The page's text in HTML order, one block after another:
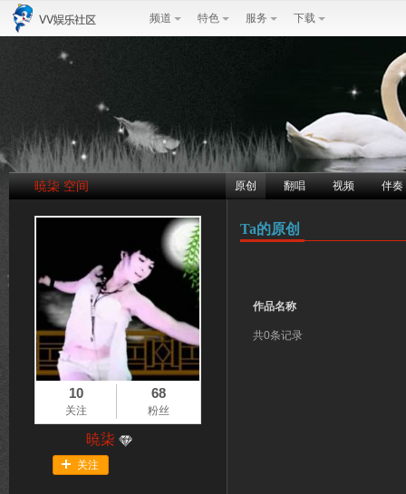
频道 特色 服务 下载
暁柒 空间 原创 翻唱 视频 伴奏
10
关注
68
粉丝
暁柒
关注
Ta的原创
作品名称
共0条记录